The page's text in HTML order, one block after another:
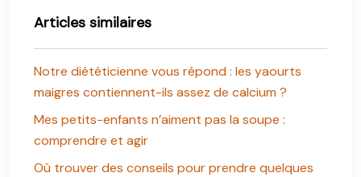
Articles similaires
Notre diététicienne vous répond : les yaourts
maigres contiennent-ils assez de calcium ?
Mes petits-enfants n’aiment pas la soupe :
comprendre et agir
Où trouver des conseils pour prendre quelques